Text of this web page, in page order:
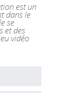
est un
dans le
se
et des
vidéo